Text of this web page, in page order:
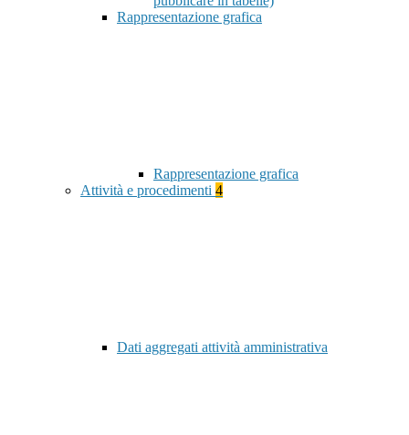
Rappresentazione grafica
Rappresentazione grafica
Attività e procedimenti 4
Dati aggregati attività amministrativa